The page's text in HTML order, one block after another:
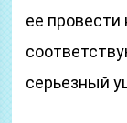
ее провести
серьезный